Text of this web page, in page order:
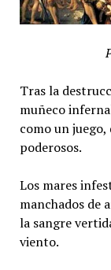
Tras la
muñeco
como un
poderosos.
Los mares
manchados de
la sangre
viento.